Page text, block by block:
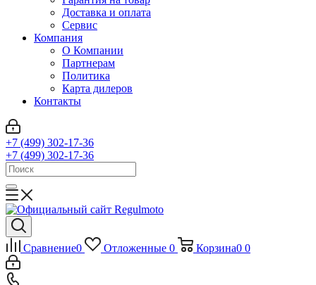
Доставка и оплата
Сервис
Компания
О Компании
Партнерам
Политика
Карта дилеров
Контакты
+7 (499) 302-17-36
+7 (499) 302-17-36
Сравнение0 Отложенные 0 Корзина0 0